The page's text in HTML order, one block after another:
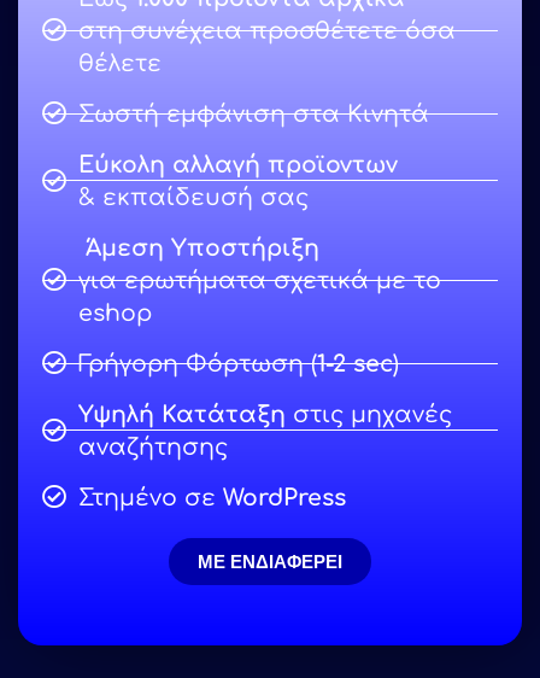
στη συνέχεια προσθέτετε όσα
θέλετε
Σωστή εμφάνιση στα Κινητά
Εύκολη αλλαγή προϊοντων
& εκπαίδευσή σας
Άμεση Υποστήριξη
για ερωτήματα σχετικά με το
eshop
Γρήγορη Φόρτωση (1-2 sec)
Υψηλή Κατάταξη στις μηχανές
αναζήτησης
Στημένο σε WordPress
ΜΕ ΕΝΔΙΑΦΕΡΕΙ